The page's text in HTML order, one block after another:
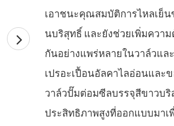
เอาชนะคุณสมบัติการไหลเย็
นบริสุทธิ์ และยังช่วยเพิ่มควา
กันอย่างแพร่หลายในวาล์วแล
เปรอะเปื้อนอัลคาไลอ่อนและ
วาล์วปั๊มต่อมซีลบรรจุสีขาวบริ
ประสิทธิภาพสูงที่ออกแบบมา